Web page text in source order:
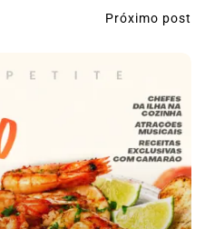
Próximo post